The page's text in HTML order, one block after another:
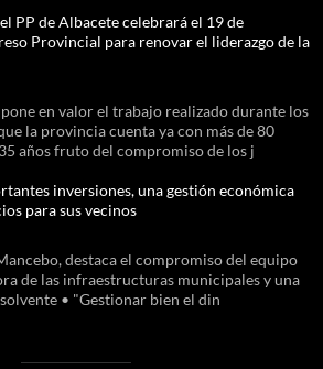
PP de Albacete celebrará el 19 de
Provincial para renovar el liderazgo de la
en valor el trabajo realizado durante los
la provincia cuenta ya con más de 80
años fruto del compromiso de los j
inversiones, una gestión económica
para sus vecinos
destaca el compromiso del equipo
de las infraestructuras municipales y una
• "Gestionar bien el din